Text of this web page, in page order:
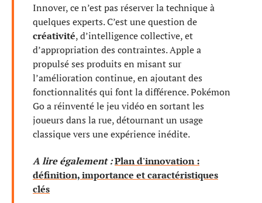
Innover, ce n’est pas réserver la technique à
quelques experts. C’est une question de
créativité, d’intelligence collective, et
d’appropriation des contraintes. Apple a
propulsé ses produits en misant sur
l’amélioration continue, en ajoutant des
fonctionnalités qui font la différence. Pokémon
Go a réinventé le jeu vidéo en sortant les
joueurs dans la rue, détournant un usage
classique vers une expérience inédite.
A lire également :Plan d'innovation :
définition, importance et caractéristiques
clés